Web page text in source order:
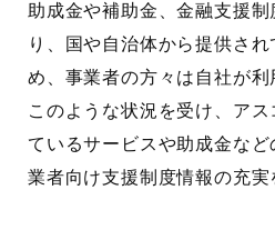
助成金や補助金、金融支援
り、国や自治体から提供さ
め、事業者の方々は自社が
このような状況を受け、ア
ているサービスや助成金な
業者向け支援制度情報の充実